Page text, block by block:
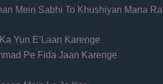
Mein Sabhi To Khushiyan Mana
Yun E’Laan Karenge
Pe Fida Jaan Karenge